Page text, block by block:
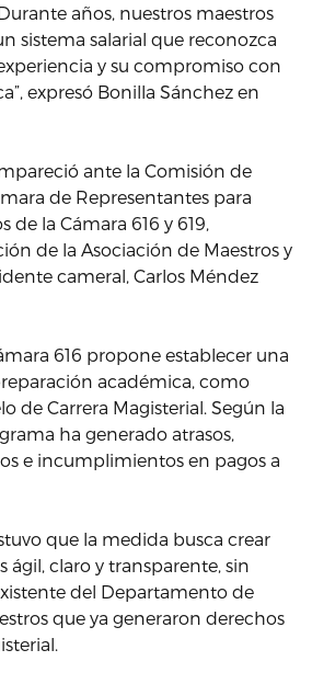
años, nuestros maestros
sistema salarial que reconozca
y su compromiso con
expresó Bonilla Sánchez en
ante la Comisión de
de Representantes para
de la Cámara 616 y 619,
de la Asociación de Maestros y
cameral, Carlos Méndez
616 propone establecer una
académica, como
de Carrera Magisterial. Según la
ha generado atrasos,
e incumplimientos en pagos a
que la medida busca crear
ágil, claro y transparente, sin
del Departamento de
que ya generaron derechos